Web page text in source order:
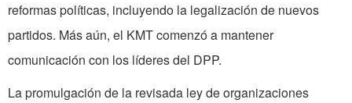
reformas políticas, incluyendo la legalización de nuevos
partidos. Más aún, el KMT comenzó a mantener
comunicación con los líderes del DPP.
La promulgación de la revisada ley de organizaciones